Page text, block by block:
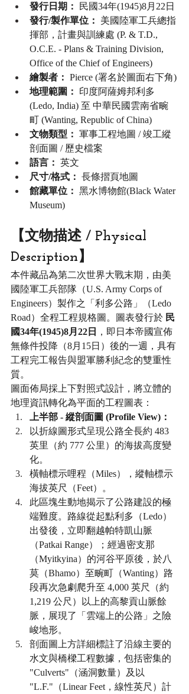
發行日期：
民國34年(1945)8月22日
發行/製作單位：
美國陸軍工兵總指
揮部，計畫與訓練處 (P. & T.D.,
O.C.E. - Plans & Training Division,
Office of the Chief of Engineers)
繪製者： Pierce (署名於圖面右下角)
地理範圍：
印度阿薩姆邦利多
(Ledo, India) 至 中華民國雲南省畹
町 (Wanting, Republic of China)
文物類型： 軍事工程地圖 / 竣工縱
剖面圖 / 歷史檔案
語言： 英文
尺寸/格式： 長條摺頁地圖
館藏單位： 黑水博物館(Black Water
Museum)
【文物描述 / Physical
Description】
本件藏品為第二次世界大戰末期，由美
國陸軍工兵部隊（U.S. Army Corps of
Engineers）製作之「利多公路」（Ledo
Road）全程工程規格圖。圖表發行於 民
國34年(1945)8月22日
，即日本帝國宣佈
無條件投降（8月15日）後的一週，具有
工程完工報告與盟軍勝利紀念的雙重性
質。
圖面佈局採上下對照式設計，將立體的
地理資訊轉化為平面的工程圖表：
上半部 - 縱剖面圖 (Profile View)：
以折線圖形式呈現公路全長約 483
英里（約 777 公里）的海拔高度變
化。
橫軸標示哩程（Miles），縱軸標示
海拔英尺（Feet）。
此區塊生動地揭示了公路建設的極
端難度。路線從起點利多（Ledo）
出發後，立即翻越帕特凱山脈
（Patkai Range）；經過密支那
（Myitkyina）的河谷平原後，於八
莫（Bhamo）至畹町（Wanting）路
段再次急劇爬升至 4,000 英尺（約
1,219 公尺）以上的高黎貢山脈餘
脈，展現了「雲端上的公路」之險
峻地形。
剖面圖上方詳細標註了沿線主要的
水文與橋樑工程數據，包括密集的
"Culverts"（涵洞數量）及以
"L.F."（Linear Feet，線性英尺）計